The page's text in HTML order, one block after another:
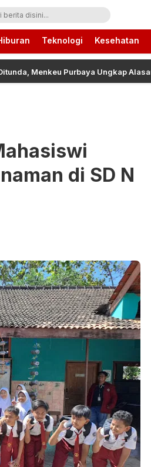
Teknologi Kesehatan
Menkeu Purbaya Ungkap Alasannya
di SD N